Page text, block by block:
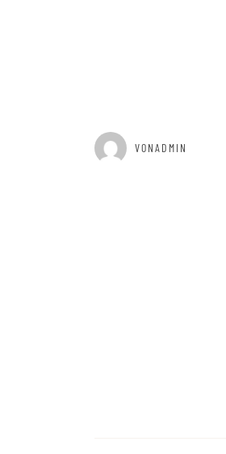
GEPOSTET AM
VONADMIN